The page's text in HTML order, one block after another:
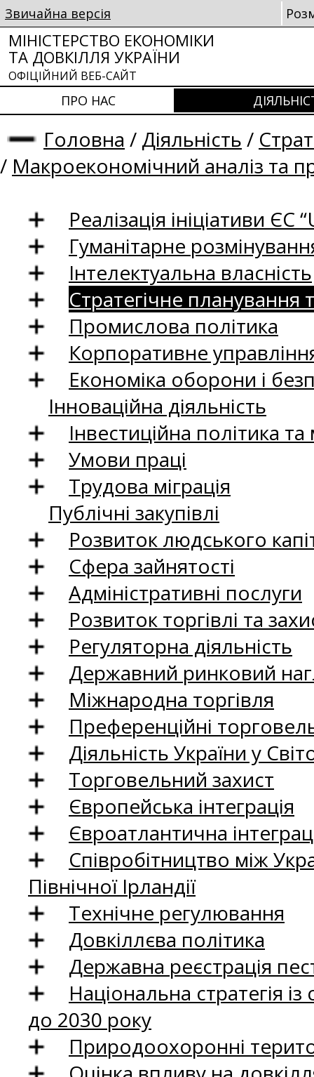
Звичайна версія
МІНІСТЕРСТВО ЕКОНОМІКИ
ТА ДОВКІЛЛЯ УКРАЇНИ
ОФІЦІЙНИЙ ВЕБ-САЙТ
ПРО НАС
Головна / Діяльність /
/ Макроекономічний аналіз та
Реалізація ініціативи ЄС
Гуманітарне
Інтелектуальна власність
Стратегічне
Промислова політика
Корпоративне
Економіка оборони і
Інноваційна діяльність
Інвестиційна політика
Умови праці
Трудова міграція
Публічні закупівлі
Розвиток людського
Сфера зайнятості
Адміністративні послуги
Розвиток торгівлі та
Регуляторна діяльність
Державний ринковий
Міжнародна торгівля
Преференційні
Діяльність України у
Торговельний захист
Європейська інтеграція
Євроатлантична
Співробітництво між
Північної Ірландії
Технічне регулювання
Довкіллєва політика
Державна реєстрація
Національна стратегія
до 2030 року
Природоохоронні